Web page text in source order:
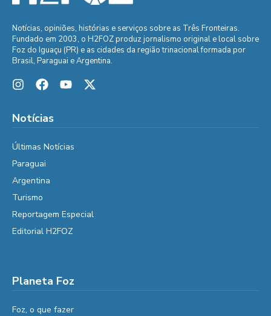
Notícias, opiniões, histórias e serviços sobre as Três Fronteiras.
Fundado em 2003, o H2FOZ produz jornalismo original e local sobre
Foz do Iguaçu (PR) e as cidades da região trinacional formada por
Brasil, Paraguai e Argentina.
Notícias
Últimas Notícias
Paraguai
Argentina
Turismo
Reportagem Especial
Editorial H2FOZ
Planeta Foz
Foz, o que fazer